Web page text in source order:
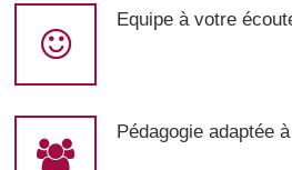
Equipe à votre
Pédagogie adaptée